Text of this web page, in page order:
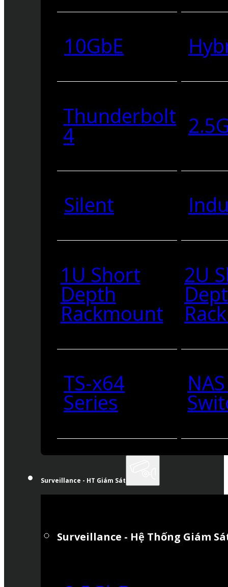
10GbE
Thunderbolt
4
Silent
1U Short
Depth
Rackmount
2U
TS-x64
Series
Surveillance - HT Giám Sát
Surveillance - Hệ Thống Giám